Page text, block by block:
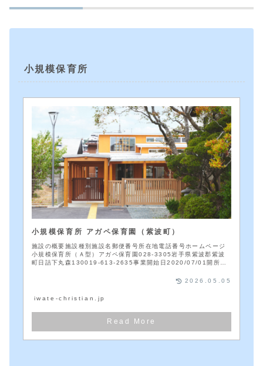
小規模保育所
小規模保育所 アガペ保育園（紫波町）
施設の概要施設種別施設名郵便番号所在地電話番号ホームページ
小規模保育所（Ａ型）アガペ保育園028-3305岩手県紫波郡紫波
町日詰下丸森130019-613-2635事業開始日2020/07/01開所
iwate-christian.jp
2026.05.05